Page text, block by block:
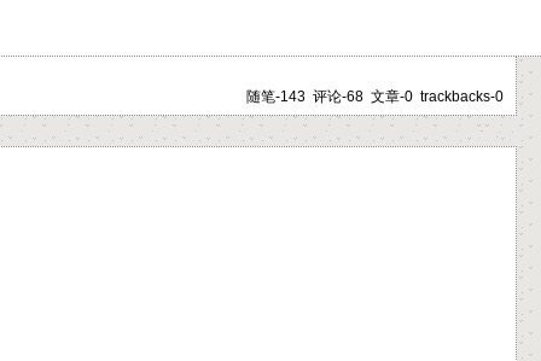
随笔-143 评论-68 文章-0 trackbacks-0